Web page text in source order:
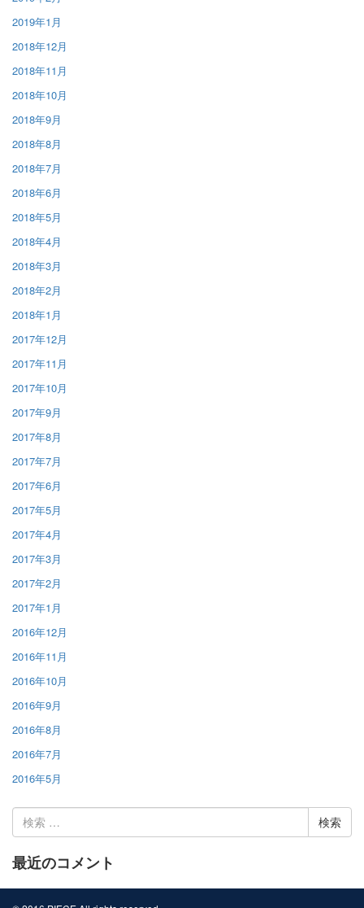
2019年1月
2018年12月
2018年11月
2018年10月
2018年9月
2018年8月
2018年7月
2018年6月
2018年5月
2018年4月
2018年3月
2018年2月
2018年1月
2017年12月
2017年11月
2017年10月
2017年9月
2017年8月
2017年7月
2017年6月
2017年5月
2017年4月
2017年3月
2017年2月
2017年1月
2016年12月
2016年11月
2016年10月
2016年9月
2016年8月
2016年7月
2016年5月
索:
最近のコメント